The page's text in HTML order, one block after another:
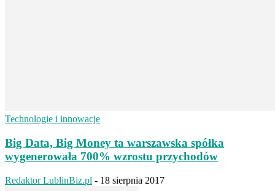
Technologie i innowacje
Big Data, Big Money ta warszawska spółka
wygenerowała 700% wzrostu przychodów
Redaktor LublinBiz.pl - 18 sierpnia 2017